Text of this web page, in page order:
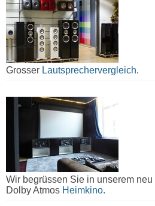
Grosser Lautsprechervergleich.
Wir begrüssen Sie in unserem
Dolby Atmos Heimkino.